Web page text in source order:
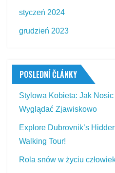
styczeń 2024
grudzień 2023
POSLEDNÍ ČLÁNKY
Stylowa Kobieta: Jak
Wyglądać Zjawiskowo
Explore Dubrovnik’s
Walking Tour!
Rola snów w życiu